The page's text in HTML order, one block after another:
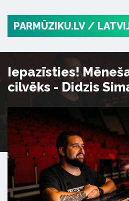
PARMŪZIKU.LV /
Iepazīsties!
cilvēks - Didzis